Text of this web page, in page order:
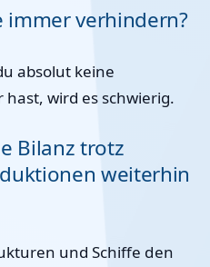
immer verhindern?
absolut keine
wird es schwierig.
Bilanz trotz
weiterhin
und Schiffe den